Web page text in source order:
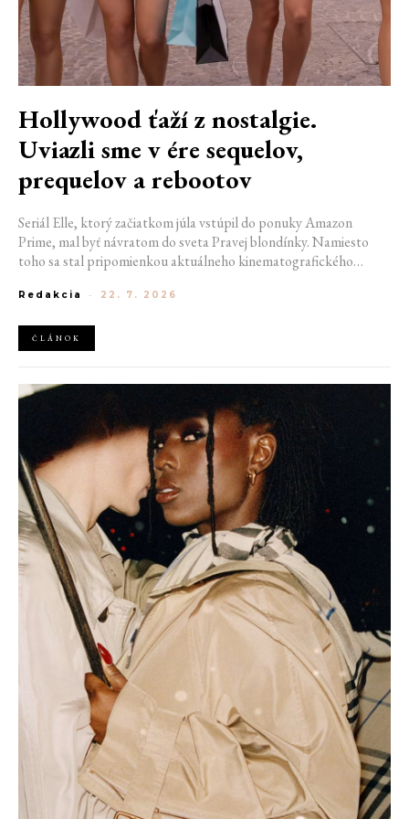
Hollywood ťaží z nostalgie.
Uviazli sme v ére sequelov,
prequelov a rebootov
Seriál Elle, ktorý začiatkom júla vstúpil do ponuky Amazon
Prime, mal byť návratom do sveta Pravej blondínky. Namiesto
toho sa stal pripomienkou aktuálneho kinematografického
kruhu. Prequely, sequely, spin-offy aj rebooty zaplavili kiná i
čistou vzácnosťou. Prečo sa filmový priemysel tak veľmi bojí
nových nápadov? A môžeme si za to sami?
Redakcia - 22. 7. 2026
ČLÁNOK